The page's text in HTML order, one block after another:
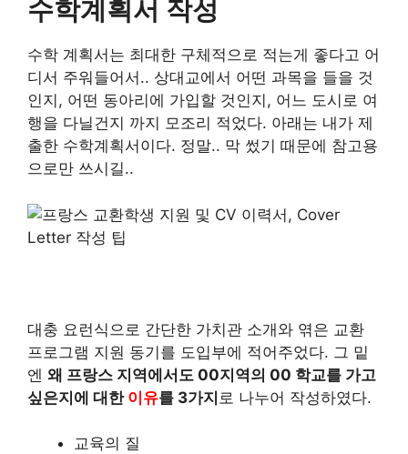
수학계획서 작성
수학 계획서는 최대한 구체적으로 적는게 좋다고 어
디서 주워들어서.. 상대교에서 어떤 과목을 들을 것
인지, 어떤 동아리에 가입할 것인지, 어느 도시로 여
행을 다닐건지 까지 모조리 적었다. 아래는 내가 제
출한 수학계획서이다. 정말.. 막 썼기 때문에 참고용
으로만 쓰시길..
대충 요런식으로 간단한 가치관 소개와 엮은 교환
프로그램 지원 동기를 도입부에 적어주었다. 그 밑
엔 왜 프랑스 지역에서도 00지역의 00 학교를 가고
싶은지에 대한 이유를 3가지 로 나누어 작성하였다.
교육의 질